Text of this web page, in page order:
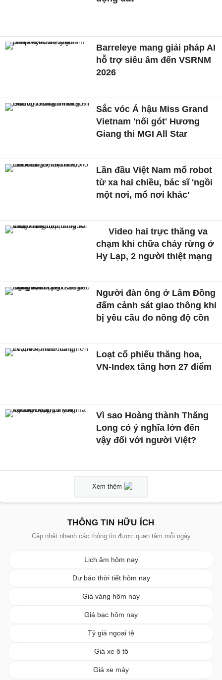
Barreleye mang giải pháp AI
hỗ trợ siêu âm đến VSRNM
2026
Sắc vóc Á hậu Miss Grand
Vietnam 'nối gót' Hương
Giang thi MGI All Star
Lần đầu Việt Nam mổ robot
từ xa hai chiều, bác sĩ 'ngồi
một nơi, mổ nơi khác'
Video hai trực thăng va
chạm khi chữa cháy rừng ở
Hy Lạp, 2 người thiệt mạng
Người đàn ông ở Lâm Đồng
đấm cảnh sát giao thông khi
bị yêu cầu đo nồng độ cồn
Loạt cổ phiếu thăng hoa,
VN-Index tăng hơn 27 điểm
Vì sao Hoàng thành Thăng
Long có ý nghĩa lớn đến
vậy đối với người Việt?
Xem thêm
THÔNG TIN HỮU ÍCH
Cập nhật nhanh các thông tin được quan tâm mỗi ngày
Lịch âm hôm nay
Dự báo thời tiết hôm nay
Giá vàng hôm nay
Giá bạc hôm nay
Tỷ giá ngoại tệ
Giá xe ô tô
Giá xe máy